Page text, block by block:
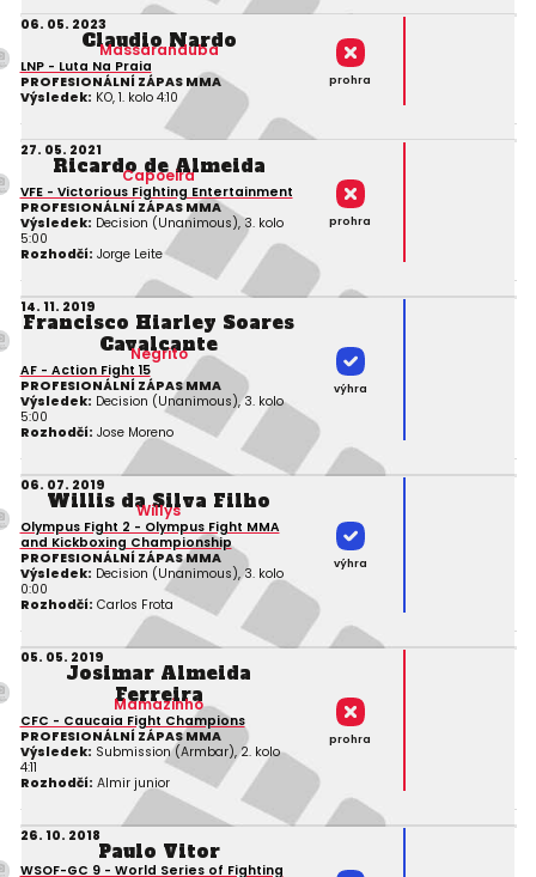
06. 05. 2023
Claudio Nardo
Massaranduba
LNP - Luta Na Praia
PROFESIONÁLNÍ ZÁPAS MMA
Výsledek: KO, 1. kolo 4:10
prohra
27. 05. 2021
Ricardo de Almeida
Capoeira
VFE - Victorious Fighting Entertainment
PROFESIONÁLNÍ ZÁPAS MMA
Výsledek: Decision (Unanimous), 3. kolo
5:00
Rozhodčí: Jorge Leite
prohra
14. 11. 2019
Francisco Hiarley Soares
Cavalcante
Negrito
AF - Action Fight 15
PROFESIONÁLNÍ ZÁPAS MMA
Výsledek: Decision (Unanimous), 3. kolo
5:00
Rozhodčí: Jose Moreno
výhra
06. 07. 2019
Willis da Silva Filho
Willys
Olympus Fight 2 - Olympus Fight MMA
and Kickboxing Championship
PROFESIONÁLNÍ ZÁPAS MMA
Výsledek: Decision (Unanimous), 3. kolo
0:00
Rozhodčí: Carlos Frota
výhra
05. 05. 2019
Josimar Almeida
Ferreira
Mamazinho
CFC - Caucaia Fight Champions
PROFESIONÁLNÍ ZÁPAS MMA
Výsledek: Submission (Armbar), 2. kolo
4:11
Rozhodčí: Almir junior
prohra
26. 10. 2018
Paulo Vitor
WSOF-GC 9 - World Series of Fighting